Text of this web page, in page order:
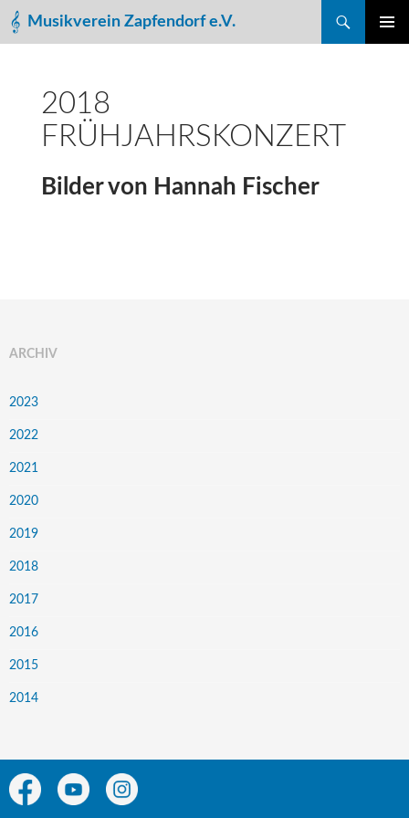
Musikverein Zapfendorf e.V.
Suchen
ZUM
2018
FRÜHJAHRSKONZERT
Bilder von Hannah Fischer
ARCHIV
2023
2022
2021
2020
2019
2018
2017
2016
2015
2014